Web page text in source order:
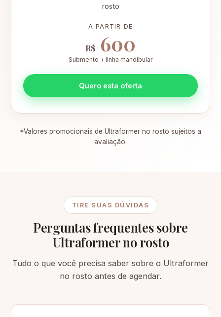
rosto
A PARTIR DE
R$ 600
Submento + linha mandibular
Quero esta oferta
*Valores promocionais de Ultraformer no rosto sujeitos a
avaliação.
TIRE SUAS DÚVIDAS
Perguntas frequentes sobre
Ultraformer no rosto
Tudo o que você precisa saber sobre o Ultraformer
no rosto antes de agendar.